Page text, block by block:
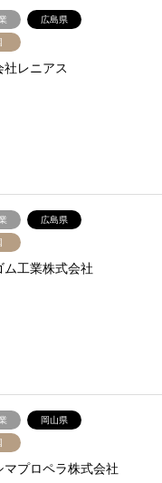
広島県
社レニアス
広島県
ム工業株式会社
岡山県
マプロペラ株式会社